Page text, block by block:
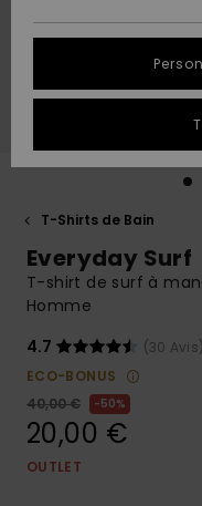
A
A
tailles
plus
à
une
QUIKSILVER
T-Shirts de Bain
Everyday Surf
T-shirt de surf à
Homme
4.7
(30 Avis)
ECO-BONUS
40,00 €
50%
20,00 €
OUTLET